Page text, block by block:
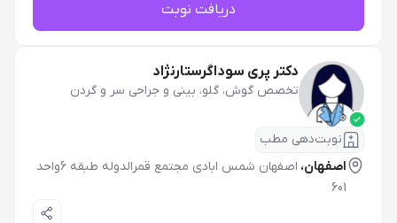
دریافت نوبت
دکتر پری سوداگرستارنژاد
تخصص گوش، گلو، بینی و جراحی سر و گردن
نوبت‌دهی مطب
اصفهان،
اصفهان شمس ابادی مجتمع قمرالدوله طبقه 6واحد
601